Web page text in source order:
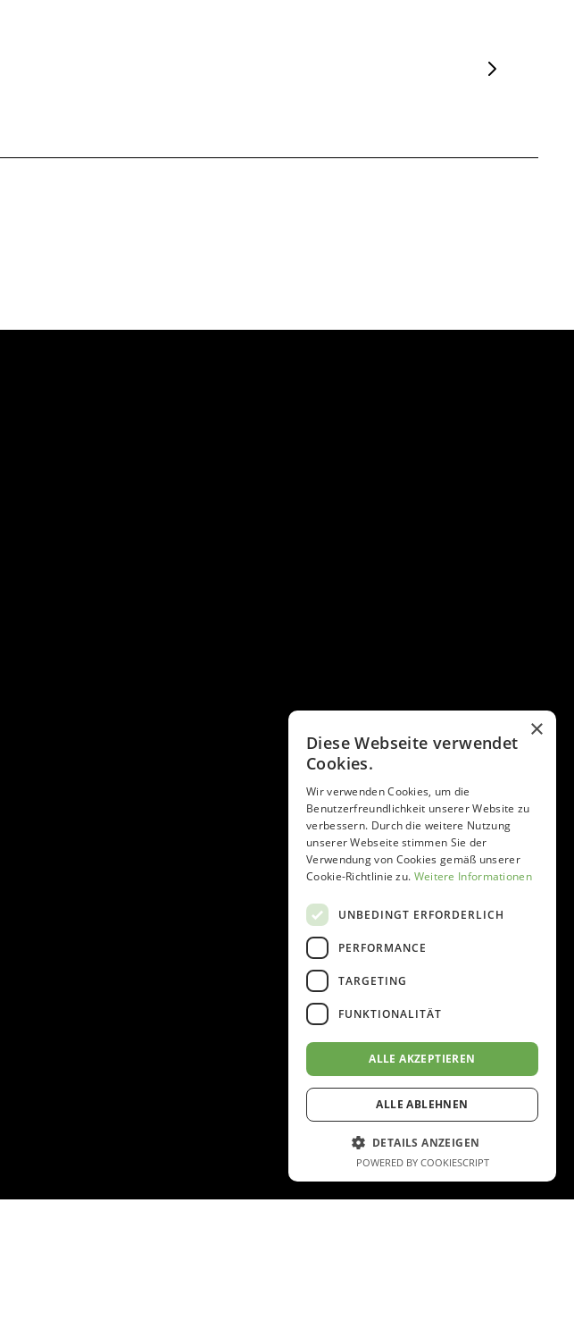
×
Diese Webseite verwendet
Cookies.
Wir verwenden Cookies, um die
Benutzerfreundlichkeit unserer Website zu
verbessern. Durch die weitere Nutzung
unserer Webseite stimmen Sie der
Verwendung von Cookies gemäß unserer
Cookie-Richtlinie zu. Weitere Informationen
UNBEDINGT ERFORDERLICH
PERFORMANCE
TARGETING
FUNKTIONALITÄT
ALLE AKZEPTIEREN
ALLE ABLEHNEN
DETAILS ANZEIGEN
POWERED BY COOKIESCRIPT